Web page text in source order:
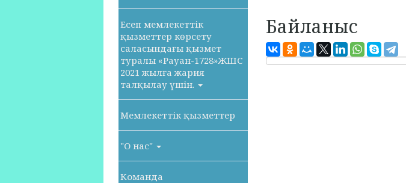
Есеп мемлекеттік
қызметтер көрсету
саласындағы қызмет
туралы «Рауан-1728»ЖШС
2021 жылға жария
талқылау үшін.
Мемлекеттік қызметтер
"О нас"
Команда
Байланыс